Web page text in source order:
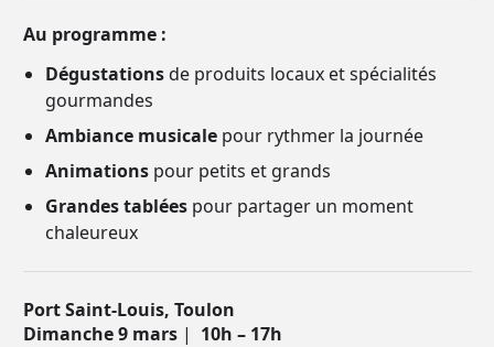
Au programme :
Dégustationsde produits locaux et spécialités
gourmandes
Ambiance musicale pour rythmer la journée
Animations pour petits et grands
Grandes tablées pour partager un moment
chaleureux
Port Saint-Louis, Toulon
Dimanche 9 mars | 10h – 17h